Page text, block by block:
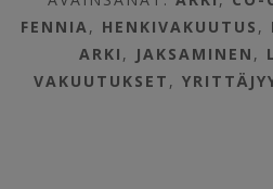
FENNIA, HENKIVAKUUTUS ,
ARKI , JAKSAMINEN ,
VAKUUTUKSET ,